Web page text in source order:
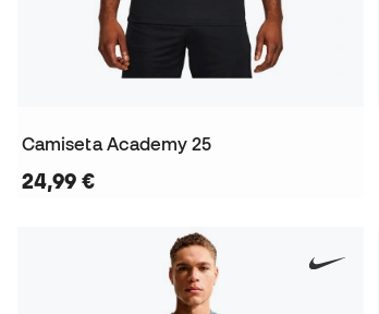
Camiseta Academy 25
24,99 €